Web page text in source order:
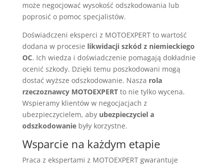
może negocjować wysokość odszkodowania lub
poprosić o pomoc specjalistów.
Doświadczeni eksperci z MOTOEXPERT to wartość
dodana w procesie likwidacji szkód z niemieckiego
OC. Ich wiedza i doświadczenie pomagają dokładnie
ocenić szkody. Dzięki temu poszkodowani mogą
dostać wyższe odszkodowanie. Nasza rola
rzeczoznawcy MOTOEXPERTto nie tylko wycena.
Wspieramy klientów w negocjacjach z
ubezpieczycielem, aby ubezpieczyciel a
odszkodowaniebyły korzystne.
Wsparcie na każdym etapie
Praca z ekspertami z MOTOEXPERT gwarantuje